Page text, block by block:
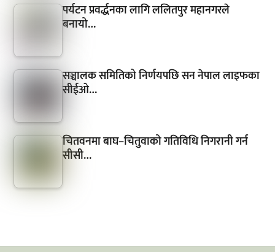
पर्यटन प्रवर्द्धनका लागि ललितपुर महानगरले
बनायो…
सञ्चालक समितिको निर्णयपछि सन नेपाल लाइफका
सीईओ…
चितवनमा बाघ–चितुवाको गतिविधि निगरानी गर्न
सीसी…